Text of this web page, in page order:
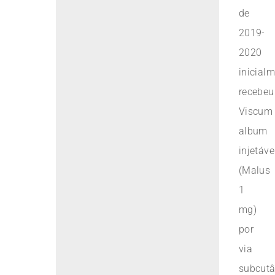
de
2019-
2020
recebeu
Viscum
album
(Malus
1
mg)
por
via